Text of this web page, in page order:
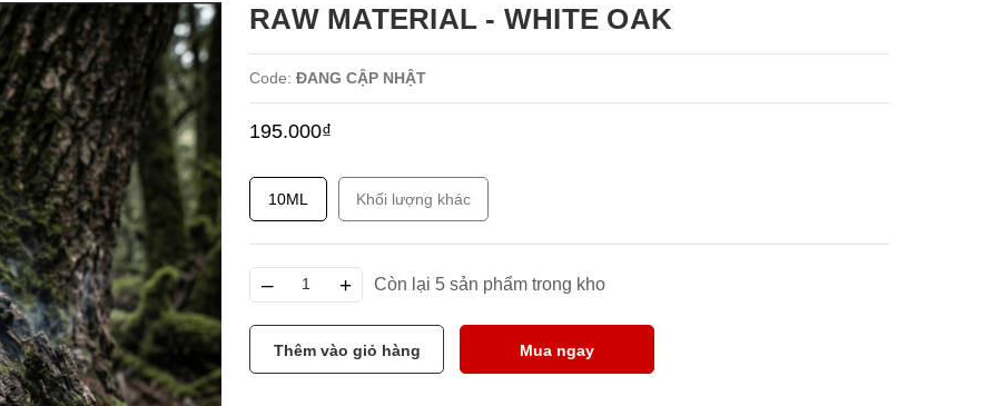
RAW MATERIAL - WHITE OAK
Code: ĐANG CẬP NHẬT
195.000₫
10ML Khối lượng khác
– + Còn lại 5 sản phẩm trong kho
Thêm vào giỏ hàng Mua ngay